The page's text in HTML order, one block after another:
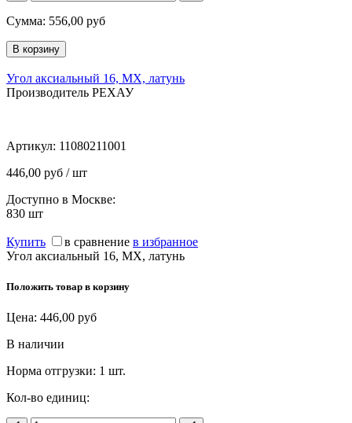
Сумма: 556,00 руб
Угол аксиальный 16, MX, латунь
Производитель РЕХАУ
Артикул: 11080211001
446,00 руб / шт
Доступно в Москве:
830 шт
Купить в сравнение в избранное
Угол аксиальный 16, MX, латунь
Положить товар в корзину
Цена: 446,00 руб
В наличии
Норма отгрузки: 1 шт.
Кол-во единиц: